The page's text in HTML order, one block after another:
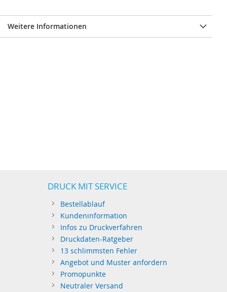
Weitere Informationen
DRUCK MIT SERVICE
Bestellablauf
Kundeninformation
Infos zu Druckverfahren
Druckdaten-Ratgeber
13 schlimmsten Fehler
Angebot und Muster anfordern
Promopunkte
Neutraler Versand